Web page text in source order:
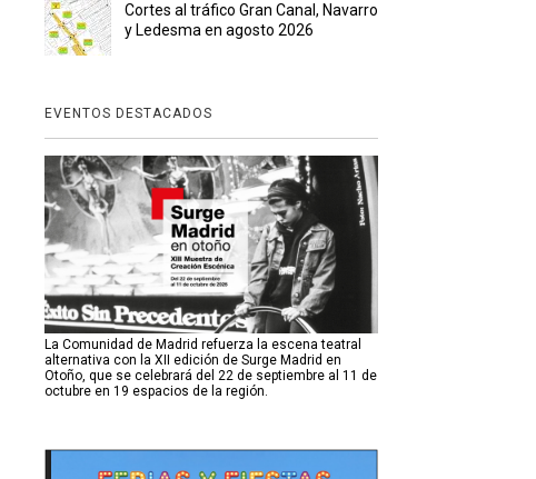
Cortes al tráfico Gran Canal, Navarro
y Ledesma en agosto 2026
EVENTOS DESTACADOS
La Comunidad de Madrid refuerza la escena teatral
alternativa con la XII edición de Surge Madrid en
Otoño, que se celebrará del 22 de septiembre al 11 de
octubre en 19 espacios de la región.